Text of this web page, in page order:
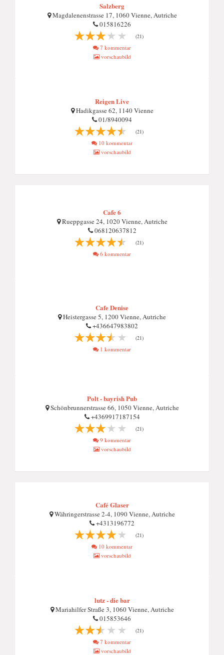
Salzberg
Magdalenenstrasse 17, 1060 Vienne, Autriche
015816226
(21)
7 kommentar
vorschaubild
Reigen Live
Hadikgasse 62, 1140 Vienne
01/8940094
(21)
10 kommentar
vorschaubild
Cafe 6
Rueppgasse 24, 1020 Vienne, Autriche
068120637812
(21)
6 kommentar
Cafe Denise
Heistergasse 5, 1200 Vienne, Autriche
+436647983802
(21)
1 kommentar
Polt - bayrish Pub
Schönbrunnerstrasse 66, 1050 Vienne, Autriche
+4369917187154
(21)
9 kommentar
vorschaubild
Café Glaser
Währingerstrasse 2-4, 1090 Vienne, Autriche
+4313196772
(21)
10 kommentar
vorschaubild
lutz - die bar
Mariahilfer Straße 3, 1060 Vienne, Autriche
015853646
(21)
7 kommentar
vorschaubild